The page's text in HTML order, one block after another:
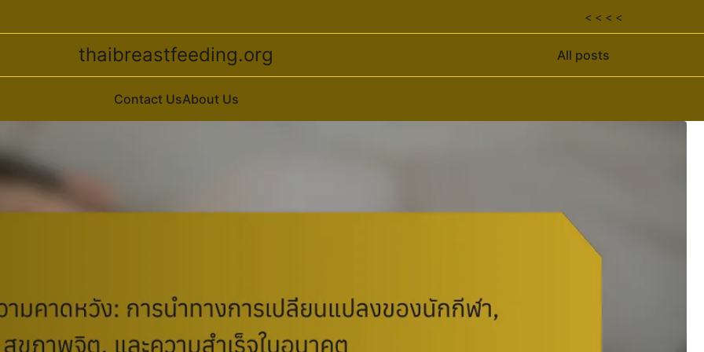
< < < <
thaibreastfeeding.org All posts
Contact UsAbout Us